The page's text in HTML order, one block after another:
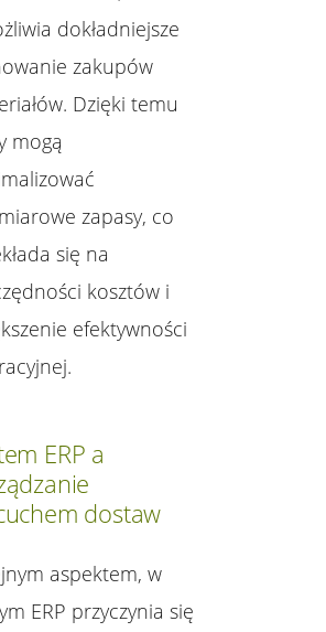
dokładniejsze
zakupów
Dzięki temu
mogą
zapasy, co
się na
kosztów i
efektywności
ERP a
dostaw
aspektem, w
ERP przyczynia się